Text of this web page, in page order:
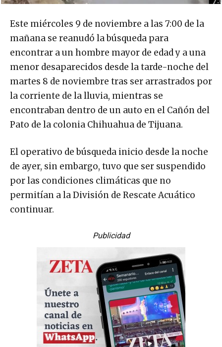
Este miércoles 9 de noviembre a las 7:00 de la
mañana se reanudó la búsqueda para
encontrar a un hombre mayor de edad y a una
menor desaparecidos desde la tarde-noche del
martes 8 de noviembre tras ser arrastrados por
la corriente de la lluvia, mientras se
encontraban dentro de un auto en el Cañón del
Pato de la colonia Chihuahua de Tijuana.
El operativo de búsqueda inicio desde la noche
de ayer, sin embargo, tuvo que ser suspendido
por las condiciones climáticas que no
permitían a la División de Rescate Acuático
continuar.
Publicidad